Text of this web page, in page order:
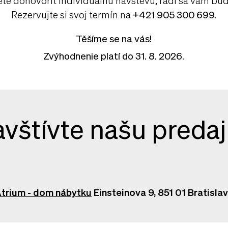
Rezervujte si svoj termín na +421 905 300 699
Těšíme se na vás!
Zvýhodnenie platí do 31. 8. 2026.
našu
- dom nábytku Einsteinova 9, 851 01